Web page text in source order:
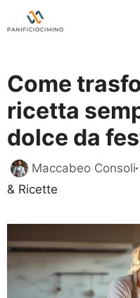
al
Come
ricetta
dolce da
Maccabeo Consoli
& Ricette